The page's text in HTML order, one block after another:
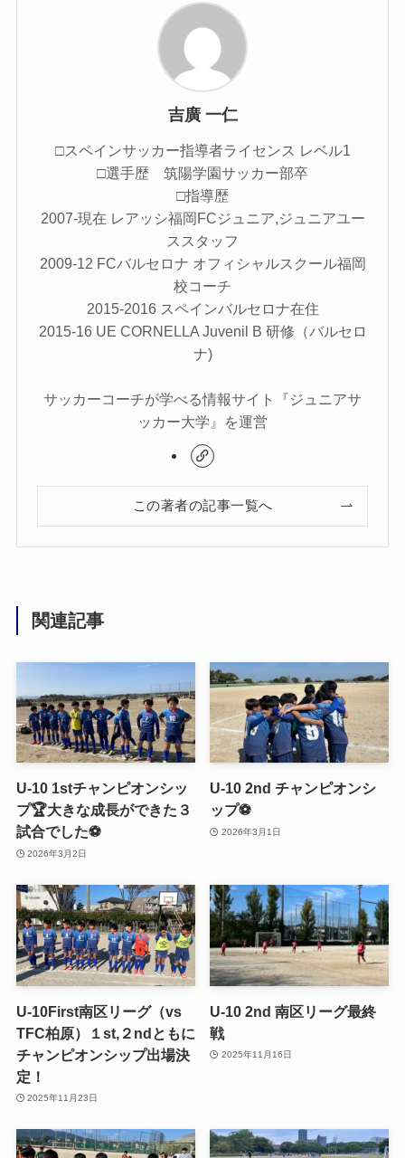
吉廣 一仁
□スペインサッカー指導者ライセンス レベル1
□選手歴 筑陽学園サッカー部卒
□指導歴
2007-現在 レアッシ福岡FCジュニア,ジュニアユー
ススタッフ
2009-12 FCバルセロナ オフィシャルスクール福岡
校コーチ
2015-2016 スペインバルセロナ在住
2015-16 UE CORNELLA Juvenil B 研修（バルセロ
ナ)
サッカーコーチが学べる情報サイト『ジュニアサ
ッカー大学』を運営
この著者の記事一覧へ
関連記事
U-10 1stチャンピオンシッ
プ🏆大きな成長ができた３
試合でした⚽️
2026年3月2日
U-10 2nd チャンピオンシ
ップ⚽
2026年3月1日
U-10First南区リーグ（vs
TFC柏原）１st,２ndともに
チャンピオンシップ出場決
定！
2025年11月23日
U-10 2nd 南区リーグ最終
戦
2025年11月16日